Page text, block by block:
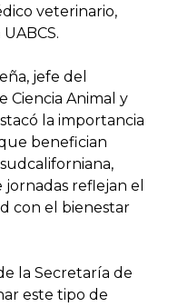
veterinario,
jefe del
Ciencia Animal y
la importancia
benefician
reflejan el
con el bienestar
la Secretaría de
este tipo de